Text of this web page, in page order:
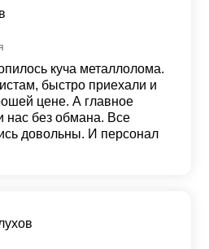
куча металлолома.
быстро приехали и
цене. А главное
нас без обмана. Все
довольны. И персонал